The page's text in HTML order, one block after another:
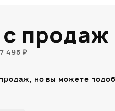
продаж
495 ₽
но вы можете